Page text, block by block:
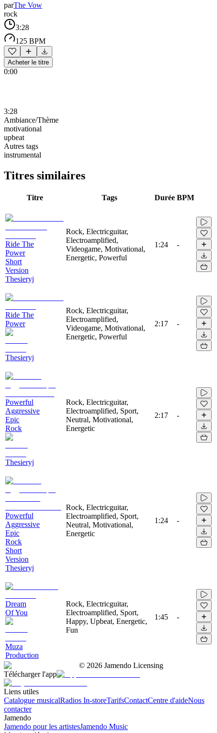
parThe Vow
rock
3:28
125 BPM
Acheter le titre
0:00
3:28
Ambiance/Thème
motivational
upbeat
Autres tags
instrumental
Titres similaires
Titre Tags Durée BPM
Ride The
Power
Short
Version
Thesieryj
Rock, Electricguitar,
Electroamplified,
Videogame, Motivational,
Energetic, Powerful
1:24 -
Ride The
Power
Thesieryj
Rock, Electricguitar,
Electroamplified,
Videogame, Motivational,
Energetic, Powerful
2:17 -
Powerful
Aggressive
Epic
Rock
Thesieryj
Rock, Electricguitar,
Electroamplified, Sport,
Neutral, Motivational,
Energetic
2:17 -
Powerful
Aggressive
Epic
Rock
Short
Version
Thesieryj
Rock, Electricguitar,
Electroamplified, Sport,
Neutral, Motivational,
Energetic
1:24 -
Dream
Of You
Muza
Production
Rock, Electricguitar,
Electroamplified, Sport,
Happy, Upbeat, Energetic,
Fun
1:45 -
© 2026 Jamendo Licensing
Télécharger l'app
Liens utiles
Catalogue musicalRadios In-storeTarifsContactCentre d'aideNous
contacter
Jamendo
Jamendo pour les artistesJamendo Music